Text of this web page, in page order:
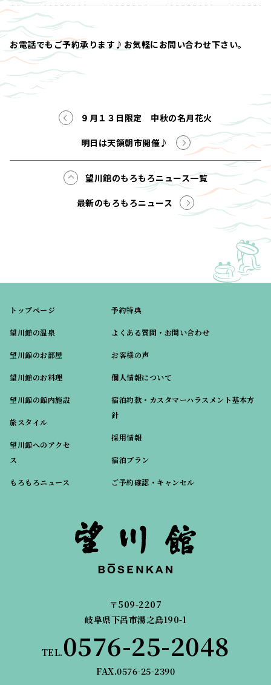
お電話でもご予約承ります♪お気軽にお問い合わせ下さい。
９月１３日限定 中秋の名月花火
明日は天領朝市開催♪
望川館のもろもろニュース一覧
最新のもろもろニュース
トップページ
望川館の温泉
望川館のお部屋
望川館のお料理
望川館の館内施設
旅スタイル
望川館へのアクセ
ス
もろもろニュース
予約特典
よくある質問・お問い合わせ
お客様の声
個人情報について
宿泊約款・カスタマーハラスメント基本方
針
採用情報
宿泊プラン
ご予約確認・キャンセル
〒509-2207
岐阜県下呂市湯之島190-1
TEL.0576-25-2048
FAX.0576-25-2390